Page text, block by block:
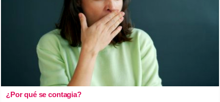
¿Por qué se contagia?